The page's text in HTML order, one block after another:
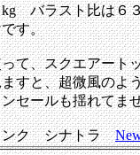
kg バラスト比は６
す。
て、スクエアート
すと、超微風のよ
セールも揺れてま
ク シナトラ